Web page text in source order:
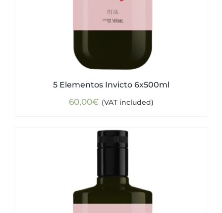
5 Elementos Invicto 6x500ml
60,00€ (VAT included)